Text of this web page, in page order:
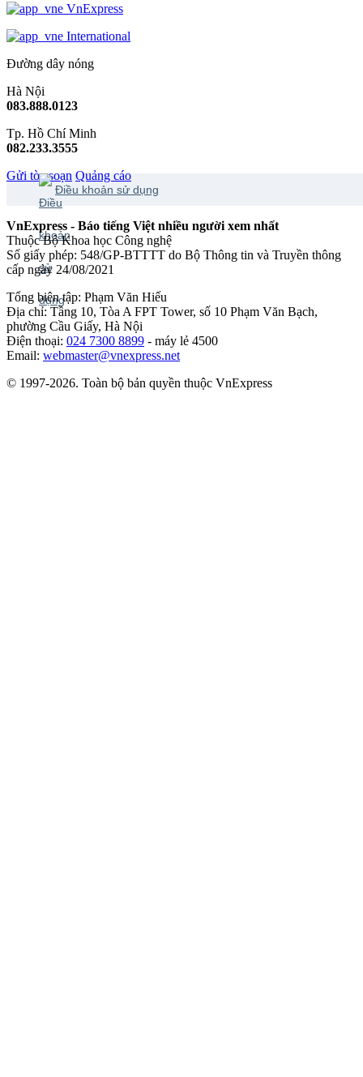
VnExpress
International
Đường dây nóng
Hà Nội
083.888.0123
Tp. Hồ Chí Minh
082.233.3555
Gửi tòa soạn Quảng cáo
Điều khoản sử dụng
VnExpress - Báo tiếng Việt nhiều người xem nhất
Thuộc Bộ Khoa học Công nghệ
Số giấy phép: 548/GP-BTTTT do Bộ Thông tin và Truyền thông
cấp ngày 24/08/2021
Tổng biên tập: Phạm Văn Hiếu
Địa chỉ: Tầng 10, Tòa A FPT Tower, số 10 Phạm Văn Bạch,
phường Cầu Giấy, Hà Nội
Điện thoại: 024 7300 8899 - máy lẻ 4500
Email: webmaster@vnexpress.net
© 1997-2026. Toàn bộ bản quyền thuộc VnExpress